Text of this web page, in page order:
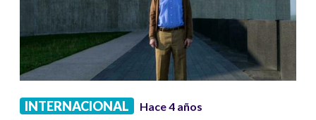
INTERNACIONAL Hace 4 años